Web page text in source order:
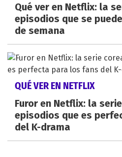
Qué ver en Netflix: la
episodios que se
de semana
QUÉ VER EN NETFLIX
Furor en Netflix: la
episodios que es
del K-drama